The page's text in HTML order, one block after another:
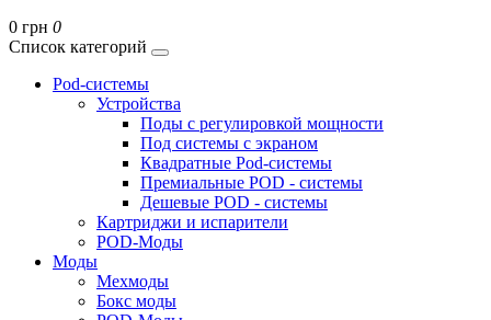
0 грн 0
Список категорий
Pod-системы
Устройства
Поды с регулировкой мощности
Под системы с экраном
Квадратные Pod-системы
Премиальные POD - системы
Дешевые POD - системы
Картриджи и испарители
POD-Моды
Моды
Мехмоды
Бокс моды